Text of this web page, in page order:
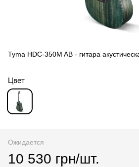
Tyma HDC-350M AB - гитара
Цвет
Ожидается
10 530 грн/шт.